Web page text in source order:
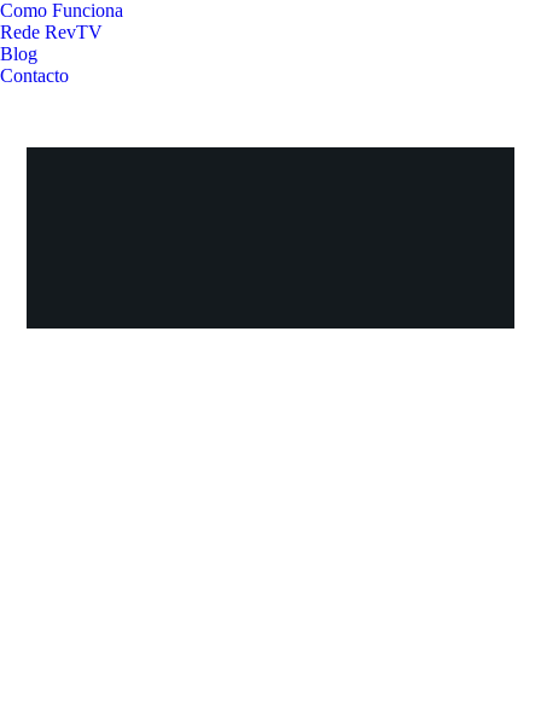
Como Funciona
Rede RevTV
Blog
Contacto